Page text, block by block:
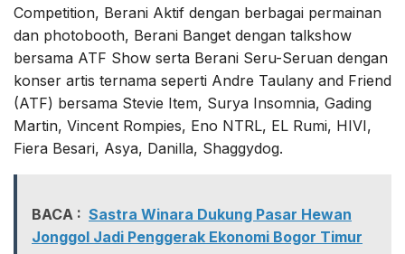
Competition, Berani Aktif dengan berbagai permainan
dan photobooth, Berani Banget dengan talkshow
bersama ATF Show serta Berani Seru-Seruan dengan
konser artis ternama seperti Andre Taulany and Friend
(ATF) bersama Stevie Item, Surya Insomnia, Gading
Martin, Vincent Rompies, Eno NTRL, EL Rumi, HIVI,
Fiera Besari, Asya, Danilla, Shaggydog.
BACA : Sastra Winara Dukung Pasar Hewan
Jonggol Jadi Penggerak Ekonomi Bogor Timur